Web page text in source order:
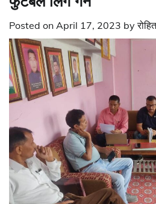
Posted on April 17, 2023 by